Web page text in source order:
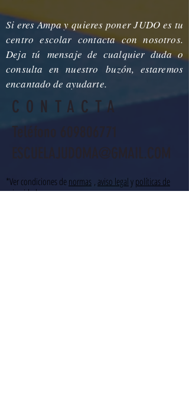
Si eres Ampa y quieres poner JUDO es tu
centro escolar contacta con nosotros.
Deja tú mensaje de cualquier duda o
consulta en nuestrobuzón, estaremos
encantado de ayudarte.
CONTACTA
Teléfono
ESCUELAJUDOMA@GMAIL.COM
*Ver condiciones denormas , aviso legalypolíticas de
privacidad.